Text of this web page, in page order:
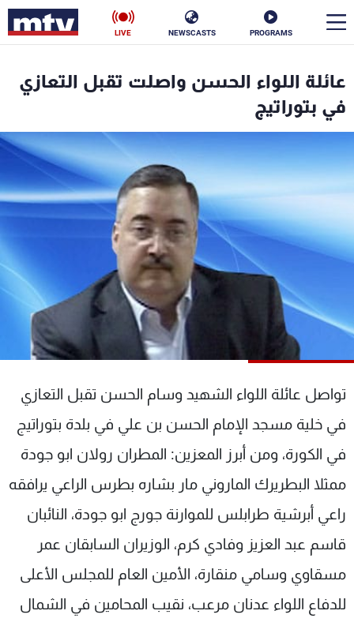
PROGRAMS
NEWSCASTS
LIVE
عائلة اللواء الحسن واصلت تقبل التعازي
في بتوراتيج
تواصل عائلة اللواء الشهيد وسام الحسن تقبل التعازي
في خلية مسجد الإمام الحسن بن علي في بلدة بتوراتيج
في الكورة، ومن أبرز المعزين: المطران رولان ابو جودة
ممثلا البطريرك الماروني مار بشاره بطرس الراعي يرافقه
راعي أبرشية طرابلس للموارنة جورج ابو جودة، النائبان
قاسم عبد العزيز وفادي كرم، الوزيران السابقان عمر
مسقاوي وسامي منقارة، الأمين العام للمجلس الأعلى
للدفاع اللواء عدنان مرعب، نقيب المحامين في الشمال
الأخبار
ناس
إقتصاد فن
منوعات رياضة
كأس العالم
البرامج
جدول البرامج
الترددات
الإنـتـاج
لاعلاناتكم
تواصل معنا
شروط الإسـتخدام
سياسة الخصوصية